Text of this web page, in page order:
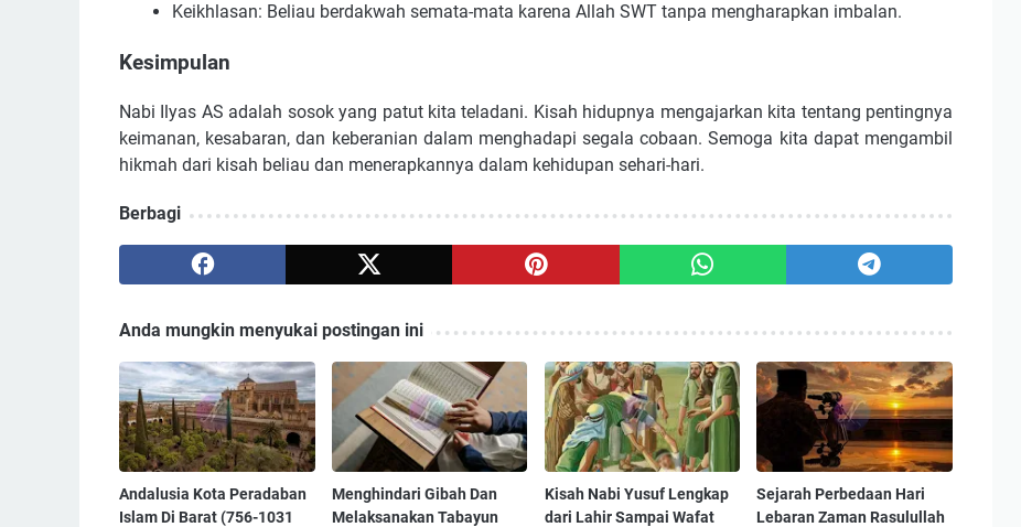
Keikhlasan: Beliau berdakwah semata-mata karena Allah SWT tanpa mengharapkan imbalan.
Kesimpulan
Nabi Ilyas AS adalah sosok yang patut kita teladani. Kisah hidupnya mengajarkan kita tentang pentingnya
keimanan, kesabaran, dan keberanian dalam menghadapi segala cobaan. Semoga kita dapat mengambil
hikmah dari kisah beliau dan menerapkannya dalam kehidupan sehari-hari.
Berbagi
Anda mungkin menyukai postingan ini
Andalusia Kota Peradaban
Islam Di Barat (756-1031
Menghindari Gibah Dan
Melaksanakan Tabayun
Kisah Nabi Yusuf Lengkap
dari Lahir Sampai Wafat
Sejarah Perbedaan Hari
Lebaran Zaman Rasulullah